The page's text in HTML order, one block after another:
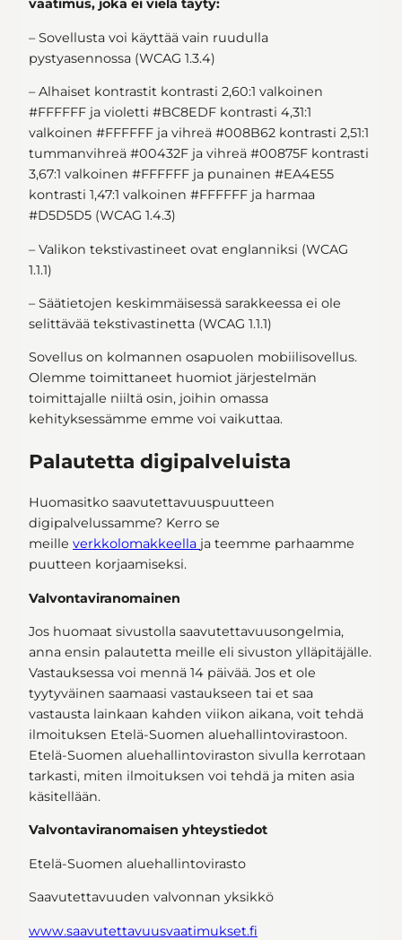
vaatimus, joka ei vielä täyty:
– Sovellusta voi käyttää vain ruudulla
pystyasennossa (WCAG 1.3.4)
– Alhaiset kontrastit kontrasti 2,60:1 valkoinen
#FFFFFF ja violetti #BC8EDF kontrasti 4,31:1
valkoinen #FFFFFF ja vihreä #008B62 kontrasti 2,51:1
tummanvihreä #00432F ja vihreä #00875F kontrasti
3,67:1 valkoinen #FFFFFF ja punainen #EA4E55
kontrasti 1,47:1 valkoinen #FFFFFF ja harmaa
#D5D5D5 (WCAG 1.4.3)
– Valikon tekstivastineet ovat englanniksi (WCAG
1.1.1)
– Säätietojen keskimmäisessä sarakkeessa ei ole
selittävää tekstivastinetta (WCAG 1.1.1)
Sovellus on kolmannen osapuolen mobiilisovellus.
Olemme toimittaneet huomiot järjestelmän
toimittajalle niiltä osin, joihin omassa
kehityksessämme emme voi vaikuttaa.
Palautetta digipalveluista
Huomasitko saavutettavuuspuutteen
digipalvelussamme? Kerro se
meille verkkolomakkeella ja teemme parhaamme
puutteen korjaamiseksi.
Valvontaviranomainen
Jos huomaat sivustolla saavutettavuusongelmia,
anna ensin palautetta meille eli sivuston ylläpitäjälle.
Vastauksessa voi mennä 14 päivää. Jos et ole
tyytyväinen saamaasi vastaukseen tai et saa
vastausta lainkaan kahden viikon aikana, voit tehdä
ilmoituksen Etelä-Suomen aluehallintovirastoon.
Etelä-Suomen aluehallintoviraston sivulla kerrotaan
tarkasti, miten ilmoituksen voi tehdä ja miten asia
käsitellään.
Valvontaviranomaisen yhteystiedot
Etelä-Suomen aluehallintovirasto
Saavutettavuuden valvonnan yksikkö
www.saavutettavuusvaatimukset.fi